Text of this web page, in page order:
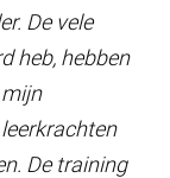
De vele
heb, hebben
De training